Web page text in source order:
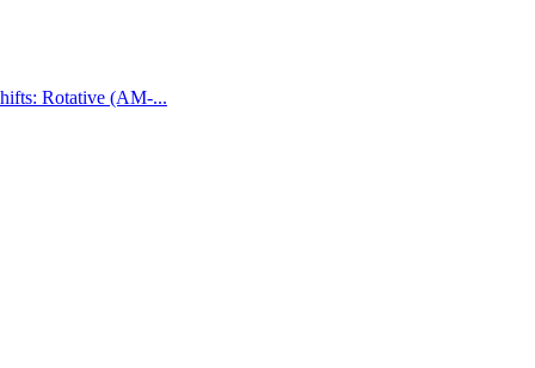
Rotative (AM-...